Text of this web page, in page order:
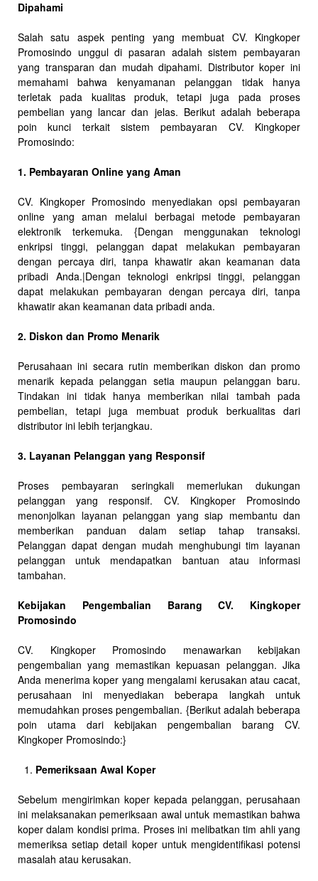
Dipahami
Salah satu aspek penting yang membuat CV. Kingkoper
Promosindo unggul di pasaran adalah sistem pembayaran
yang transparan dan mudah dipahami. Distributor koper ini
memahami bahwa kenyamanan pelanggan tidak hanya
terletak pada kualitas produk, tetapi juga pada proses
pembelian yang lancar dan jelas. Berikut adalah beberapa
poin kunci terkait sistem pembayaran CV. Kingkoper
Promosindo:
1. Pembayaran Online yang Aman
CV. Kingkoper Promosindo menyediakan opsi pembayaran
online yang aman melalui berbagai metode pembayaran
elektronik terkemuka. {Dengan menggunakan teknologi
enkripsi tinggi, pelanggan dapat melakukan pembayaran
dengan percaya diri, tanpa khawatir akan keamanan data
pribadi Anda.|Dengan teknologi enkripsi tinggi, pelanggan
dapat melakukan pembayaran dengan percaya diri, tanpa
khawatir akan keamanan data pribadi anda.
2. Diskon dan Promo Menarik
Perusahaan ini secara rutin memberikan diskon dan promo
menarik kepada pelanggan setia maupun pelanggan baru.
Tindakan ini tidak hanya memberikan nilai tambah pada
pembelian, tetapi juga membuat produk berkualitas dari
distributor ini lebih terjangkau.
3. Layanan Pelanggan yang Responsif
Proses pembayaran seringkali memerlukan dukungan
pelanggan yang responsif. CV. Kingkoper Promosindo
menonjolkan layanan pelanggan yang siap membantu dan
memberikan panduan dalam setiap tahap transaksi.
Pelanggan dapat dengan mudah menghubungi tim layanan
pelanggan untuk mendapatkan bantuan atau informasi
tambahan.
Kebijakan Pengembalian Barang CV. Kingkoper
Promosindo
CV. Kingkoper Promosindo menawarkan kebijakan
pengembalian yang memastikan kepuasan pelanggan. Jika
Anda menerima koper yang mengalami kerusakan atau cacat,
perusahaan ini menyediakan beberapa langkah untuk
memudahkan proses pengembalian. {Berikut adalah beberapa
poin utama dari kebijakan pengembalian barang CV.
Kingkoper Promosindo:}
Pemeriksaan Awal Koper
Sebelum mengirimkan koper kepada pelanggan, perusahaan
ini melaksanakan pemeriksaan awal untuk memastikan bahwa
koper dalam kondisi prima. Proses ini melibatkan tim ahli yang
memeriksa setiap detail koper untuk mengidentifikasi potensi
masalah atau kerusakan.